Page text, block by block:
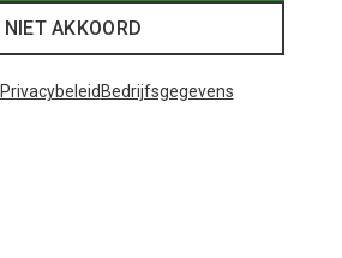
NIET AKKOORD
Privacybeleid Bedrijfsgegevens